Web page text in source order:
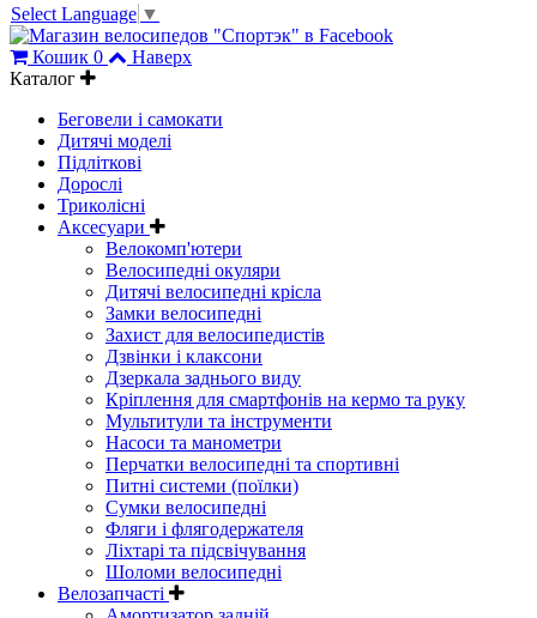
Select Language ▼
Кошик 0
Наверх
Каталог
Беговели і самокати
Дитячі моделі
Підліткові
Дорослі
Триколісні
Аксесуари
Велокомп'ютери
Велосипедні окуляри
Дитячі велосипедні крісла
Замки велосипедні
Захист для велосипедистів
Дзвінки і клаксони
Дзеркала заднього виду
Кріплення для смартфонів на кермо та руку
Мультитули та інструменти
Насоси та манометри
Перчатки велосипедні та спортивні
Питні системи (поїлки)
Сумки велосипедні
Фляги і флягодержателя
Ліхтарі та підсвічування
Шоломи велосипедні
Велозапчасті